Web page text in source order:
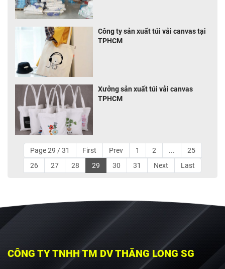
Công ty sản xuất túi vải canvas tại
TPHCM
Xưởng sản xuất túi vải canvas
TPHCM
Page 29 / 31 First Prev 1 2 ...
25
26
27 28 29 30 31 Next Last
CÔNG TY TNHH TM DV THĂNG LONG SG